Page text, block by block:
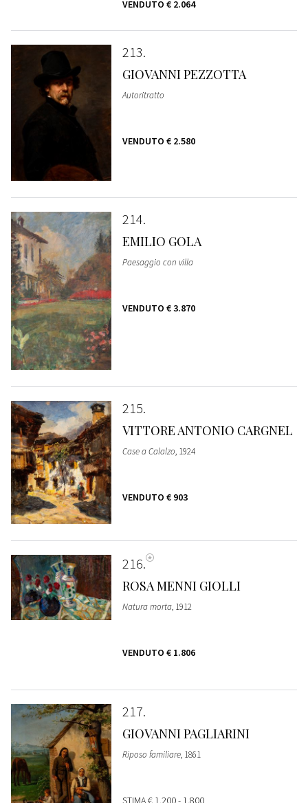
VENDUTO € 2.064
213
GIOVANNI PEZZOTTA
Autoritratto
VENDUTO € 2.580
214
EMILIO GOLA
Paesaggio con villa
VENDUTO € 3.870
215
VITTORE ANTONIO CARGNEL
Case a Calalzo, 1924
VENDUTO € 903
216
ROSA MENNI GIOLLI
Natura morta, 1912
VENDUTO € 1.806
217
GIOVANNI PAGLIARINI
Riposo familiare, 1861
STIMA€ 1.200 - 1.800